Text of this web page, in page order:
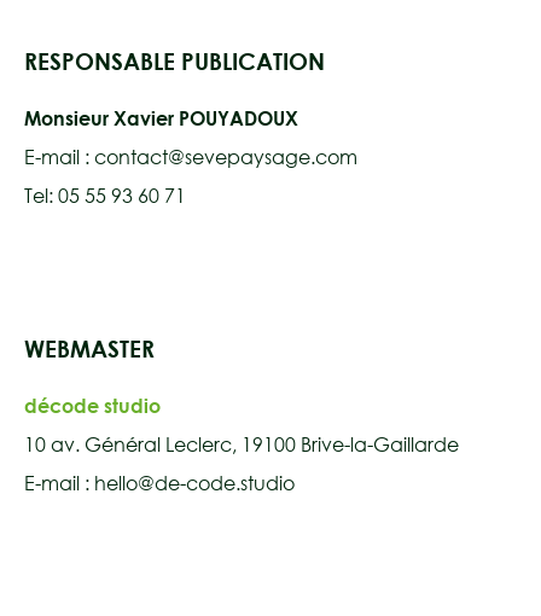
RESPONSABLE PUBLICATION
Monsieur Xavier POUYADOUX
E-mail : contact@sevepaysage.com
Tel: 05 55 93 60 71
WEBMASTER
décode studio
10 av. Général Leclerc, 19100 Brive-la-Gaillarde
E-mail : hello@de-code.studio